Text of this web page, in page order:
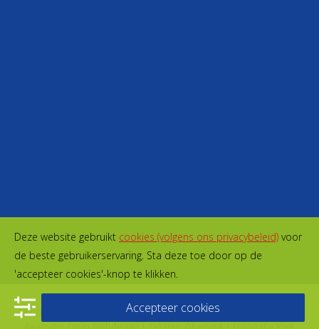
© 2026 Kaasboerderij Schep | VormgevingAim Communication
RealisatieZin In Webdesign| TekstenZilvervink| FotografieJosé
Deze website gebruikt cookies (volgens ons privacybeleid) voor
de beste gebruikerservaring. Sta deze toe door op de
'accepteer cookies'-knop te klikken.
Accepteer cookies